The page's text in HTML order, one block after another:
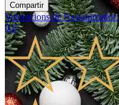
Compartir
Valoracions de l'organitzador:
0.0